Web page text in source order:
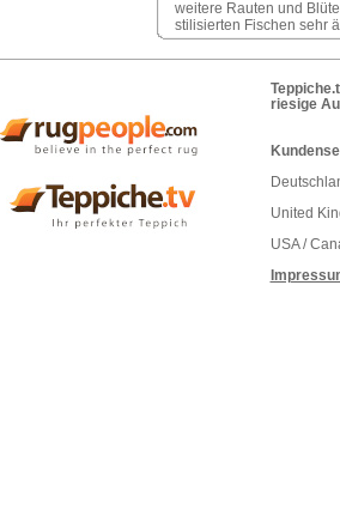
weitere Rauten und
stilisierten Fischen sehr
riesige
United
USA /